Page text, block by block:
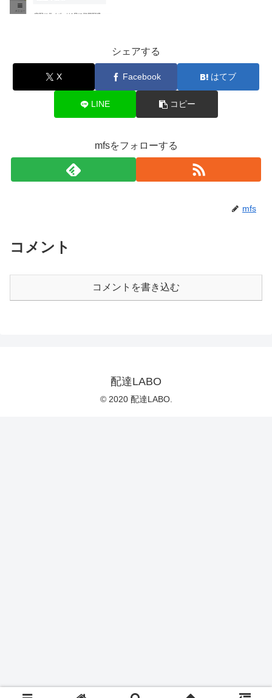
シェアする
X Facebook はてブ
LINE コピー
mfsをフォローする
mfs
コメント
コメントを書き込む
配達LABO
© 2020 配達LABO.